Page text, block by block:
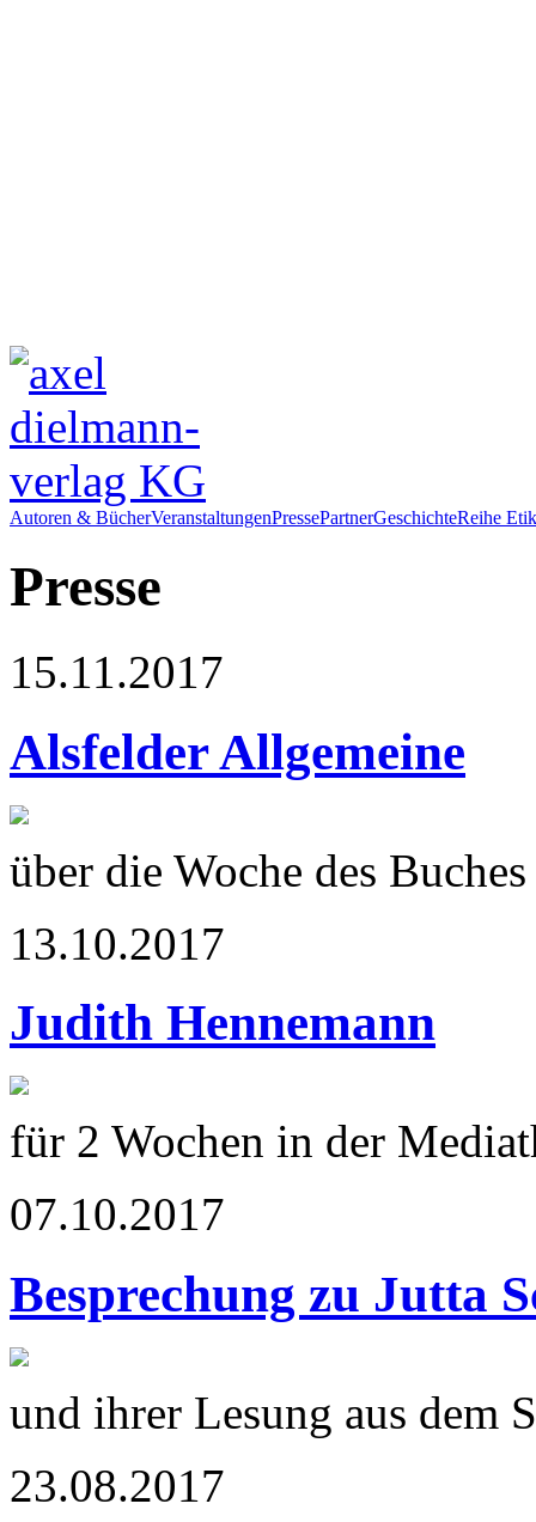
Autoren & BücherVeranstaltungenPressePartnerGeschichteReihe
Presse
15.11.2017
Alsfelder Allgemeine
über die Woche des Buches
13.10.2017
Judith Hennemann
für 2 Wochen in der
07.10.2017
Besprechung zu Jutta
und ihrer Lesung aus dem
23.08.2017